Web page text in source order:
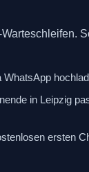
in Leipzig
ersten